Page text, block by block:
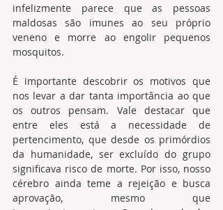
infelizmente parece que as pessoas
maldosas são imunes ao seu próprio
veneno e morre ao engolir pequenos
mosquitos.
É importante descobrir os motivos que
nos levar a dar tanta importância ao que
os outros pensam. Vale destacar que
entre eles está a necessidade de
pertencimento, que desde os primórdios
da humanidade, ser excluído do grupo
significava risco de morte. Por isso, nosso
cérebro ainda teme a rejeição e busca
aprovação, mesmo que